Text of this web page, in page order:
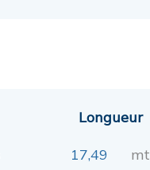
Longueur
17,49 mt